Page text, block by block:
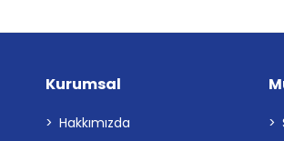
Kurumsal
Hakkımızda